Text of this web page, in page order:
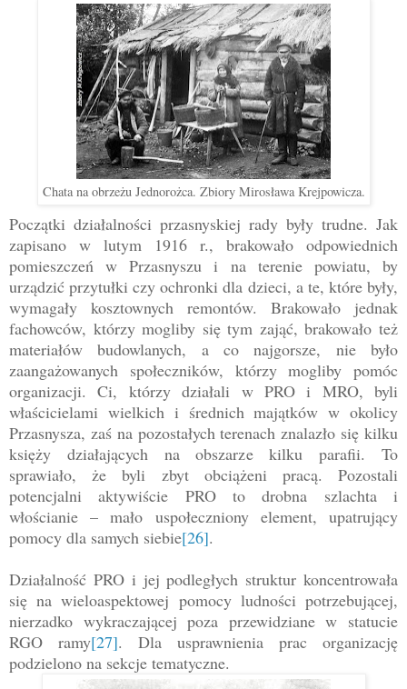
Chata na obrzeżu Jednorożca. Zbiory Mirosława Krejpowicza.
Początki działalności przasnyskiej rady były trudne. Jak
zapisano w lutym 1916 r., brakowało odpowiednich
pomieszczeń w Przasnyszu i na terenie powiatu, by
urządzić przytułki czy ochronki dla dzieci, a te, które były,
wymagały kosztownych remontów. Brakowało jednak
fachowców, którzy mogliby się tym zająć, brakowało też
materiałów budowlanych, a co najgorsze, nie było
zaangażowanych społeczników, którzy mogliby pomóc
organizacji. Ci, którzy działali w PRO i MRO, byli
właścicielami wielkich i średnich majątków w okolicy
Przasnysza, zaś na pozostałych terenach znalazło się kilku
księży działających na obszarze kilku parafii. To
sprawiało, że byli zbyt obciążeni pracą. Pozostali
potencjalni aktywiście PRO to drobna szlachta i
włościanie – mało uspołeczniony element, upatrujący
pomocy dla samych siebie[26].
Działalność PRO i jej podległych struktur koncentrowała
się na wieloaspektowej pomocy ludności potrzebującej,
nierzadko wykraczającej poza przewidziane w statucie
RGO ramy[27]. Dla usprawnienia prac organizację
podzielono na sekcje tematyczne.